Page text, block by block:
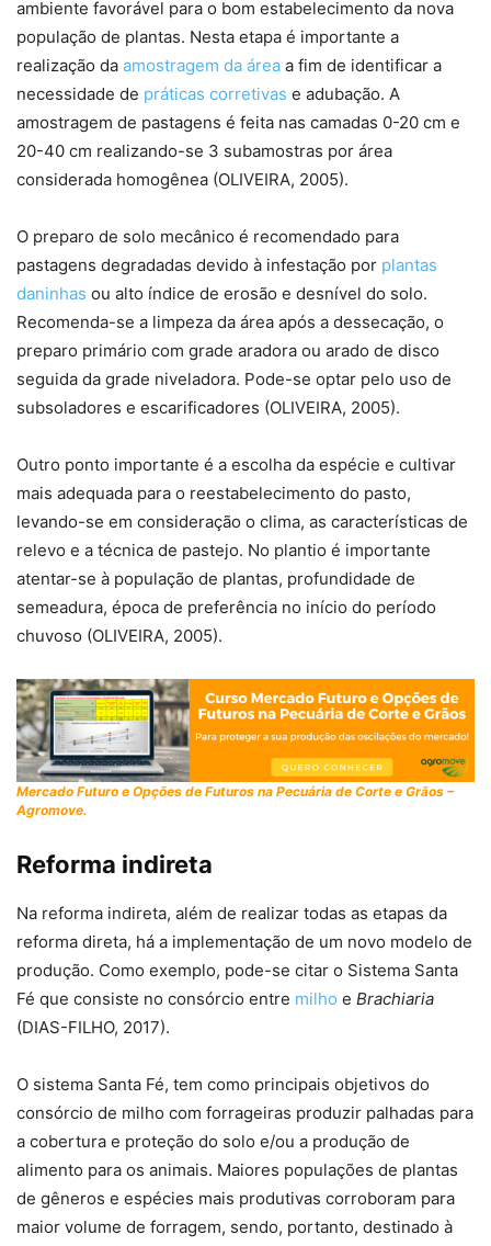
ambiente favorável para o bom estabelecimento da nova
população de plantas. Nesta etapa é importante a
realização da amostragem da área a fim de identificar a
necessidade de práticas corretivas e adubação. A
amostragem de pastagens é feita nas camadas 0-20 cm e
20-40 cm realizando-se 3 subamostras por área
considerada homogênea (OLIVEIRA, 2005).
O preparo de solo mecânico é recomendado para
pastagens degradadas devido à infestação por plantas
daninhas ou alto índice de erosão e desnível do solo.
Recomenda-se a limpeza da área após a dessecação, o
preparo primário com grade aradora ou arado de disco
seguida da grade niveladora. Pode-se optar pelo uso de
subsoladores e escarificadores (OLIVEIRA, 2005).
Outro ponto importante é a escolha da espécie e cultivar
mais adequada para o reestabelecimento do pasto,
levando-se em consideração o clima, as características de
relevo e a técnica de pastejo. No plantio é importante
atentar-se à população de plantas, profundidade de
semeadura, época de preferência no início do período
chuvoso (OLIVEIRA, 2005).
Mercado Futuro e Opções de Futuros na Pecuária de Corte e Grãos –
Agromove.
Reforma indireta
Na reforma indireta, além de realizar todas as etapas da
reforma direta, há a implementação de um novo modelo de
produção. Como exemplo, pode-se citar o Sistema Santa
Fé que consiste no consórcio entre milho e Brachiaria
(DIAS-FILHO, 2017).
O sistema Santa Fé, tem como principais objetivos do
consórcio de milho com forrageiras produzir palhadas para
a cobertura e proteção do solo e/ou a produção de
alimento para os animais. Maiores populações de plantas
de gêneros e espécies mais produtivas corroboram para
maior volume de forragem, sendo, portanto, destinado à